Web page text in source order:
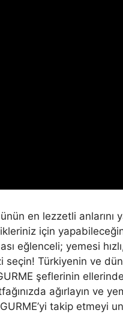
en lezzetli anlarını
için
eğlenceli; yemesi
Türkiyenin ve
şeflerinin
ağırlayın ve
takip etmeyi